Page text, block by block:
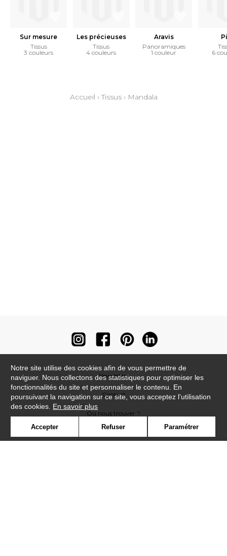
Sur mesure
Tissus
3 couleurs
Les précieuses
Tissus
4 couleurs
Aravis
Panoramiques
1 couleur
6
Accueil ›Tissus› Mandala
Newsletter
Contact
Où nous trouver ?
Notre site utilise des cookies afin de vous permettre de
naviguer. Nous collectons des statistiques pour optimiser les
fonctionnalités du site et personnaliser le contenu. En
poursuivant la navigation sur ce site, vous acceptez l'utilisation
des cookies. En savoir plus
Accepter Refuser Paramétrer